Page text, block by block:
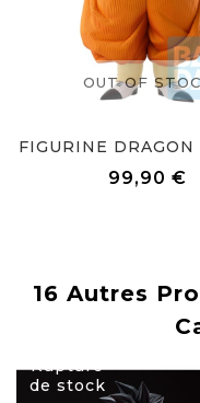
OUT OF
FIGURINE DRAGON
99,90 €
16 Autres
Rupture
de stock